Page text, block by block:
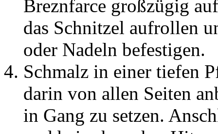
Breznfarce großzügig
das Schnitzel aufrollen
oder Nadeln befestigen.
Schmalz in einer tiefen
darin von allen Seiten
in Gang zu setzen.